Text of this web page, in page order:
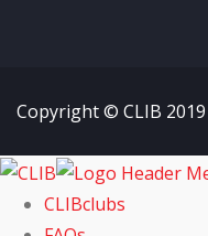
Copyright © CLIB 2019
CLIBclubs